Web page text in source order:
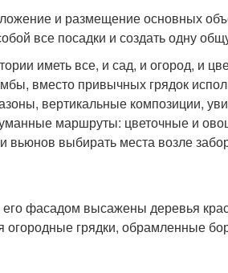
и размещение основных
все посадки и создать одну
иметь все, и сад, и огород, и
вместо привычных грядок
вертикальные композиции,
маршруты: цветочные и
выбирать места возле
фасадом высажены деревья
грядки, обрамленные